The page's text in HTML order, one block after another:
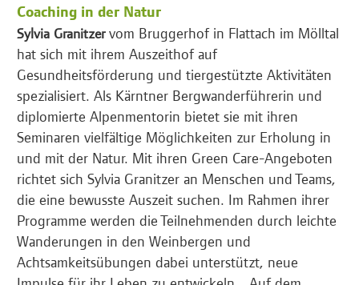
Coaching in der Natur
Sylvia Granitzervom Bruggerhof in Flattach im Mölltal
hat sich mit ihrem Auszeithof auf
Gesundheitsförderung und tiergestützte Aktivitäten
spezialisiert. Als Kärntner Bergwanderführerin und
diplomierte Alpenmentorin bietet sie mit ihren
Seminaren vielfältige Möglichkeiten zur Erholung in
und mit der Natur. Mit ihren Green Care-Angeboten
richtet sich Sylvia Granitzer an Menschen und Teams,
die eine bewusste Auszeit suchen. Im Rahmen ihrer
Programme werden die Teilnehmenden durch leichte
Wanderungen in den Weinbergen und
Achtsamkeitsübungen dabei unterstützt, neue